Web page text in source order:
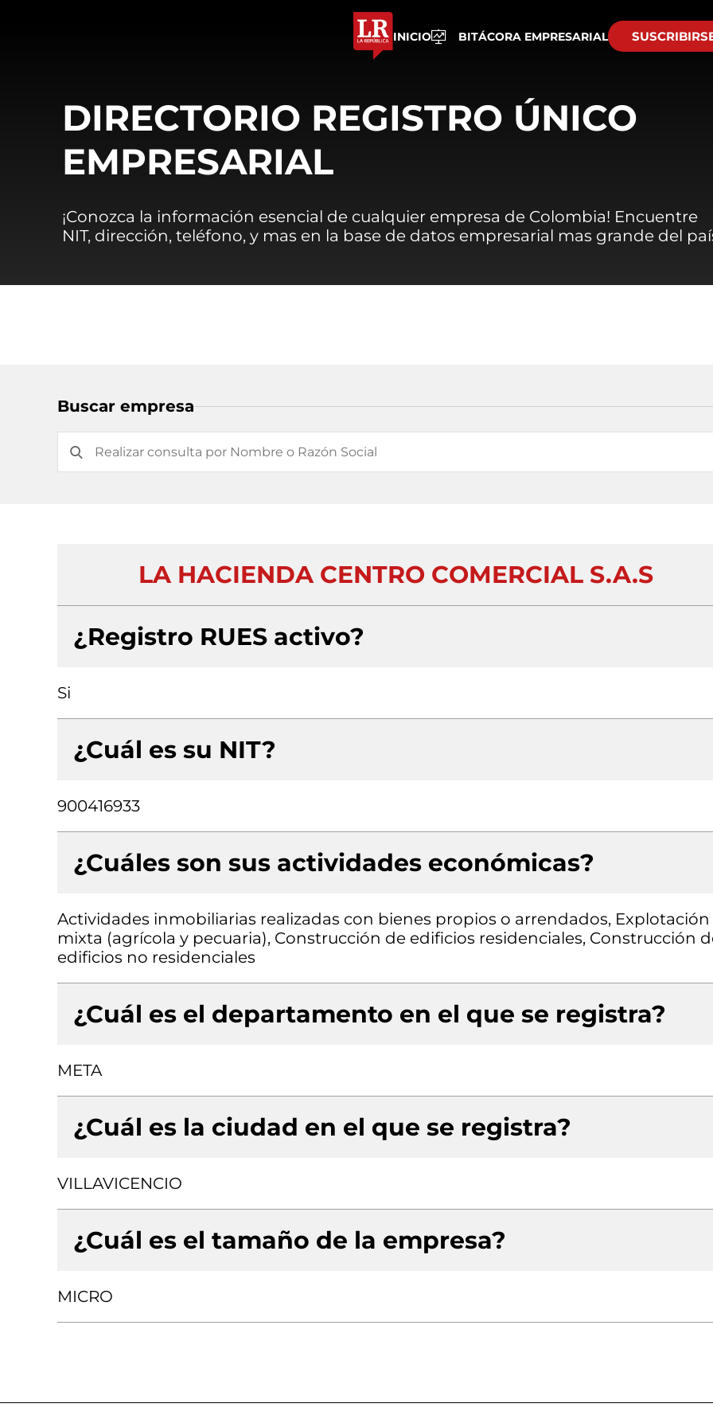
INICIO BITÁCORA EMPRESARIAL
DIRECTORIO REGISTRO ÚNICO
EMPRESARIAL
¡Conozca la información esencial de cualquier empresa de Colombia! Encuentre
NIT, dirección, teléfono, y mas en la base de datos empresarial mas grande del
Buscar empresa
LA HACIENDA CENTRO COMERCIAL S.A.S
¿Registro RUES activo?
Si
¿Cuál es su NIT?
900416933
¿Cuáles son sus actividades económicas?
Actividades inmobiliarias realizadas con bienes propios o arrendados, Explotación
mixta (agrícola y pecuaria), Construcción de edificios residenciales, Construcción
edificios no residenciales
¿Cuál es el departamento en el que se registra?
META
¿Cuál es la ciudad en el que se registra?
VILLAVICENCIO
¿Cuál es el tamaño de la empresa?
MICRO